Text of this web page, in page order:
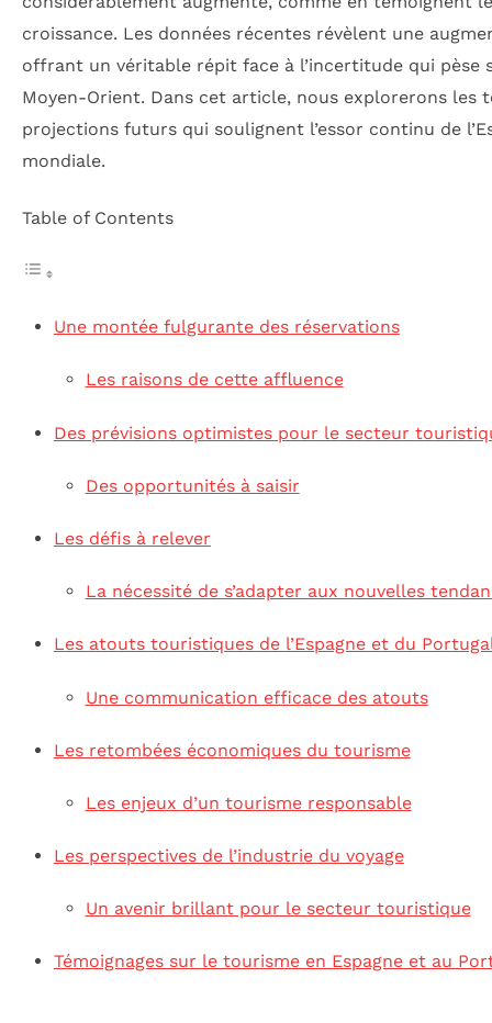
croissance. Les données récentes révèlent une
offrant un véritable répit face à l’incertitude qui pèse
Moyen-Orient. Dans cet article, nous explorerons les
projections futurs qui soulignent l’essor continu de
mondiale.
Table of Contents
Une montée fulgurante des réservations
Les raisons de cette affluence
Des prévisions optimistes pour le secteur
Des opportunités à saisir
Les défis à relever
La nécessité de s’adapter aux nouvelles
Les atouts touristiques de l’Espagne et du
Une communication efficace des atouts
Les retombées économiques du tourisme
Les enjeux d’un tourisme responsable
Les perspectives de l’industrie du voyage
Un avenir brillant pour le secteur touristique
Témoignages sur le tourisme en Espagne et au